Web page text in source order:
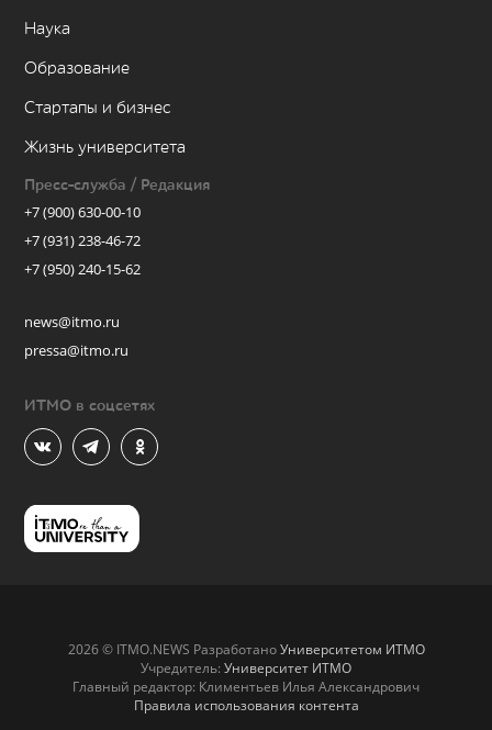
Наука
Образование
Стартапы и бизнес
Жизнь университета
Пресс-служба / Редакция
+7 (900) 630-00-10
+7 (931) 238-46-72
+7 (950) 240-15-62
news@itmo.ru
pressa@itmo.ru
ИТМО в соцсетях
2026 © ITMO.NEWS РазработаноУниверситетом ИТМО
Учредитель: Университет ИТМО
Главный редактор: Климентьев Илья Александрович
Правила использования контента